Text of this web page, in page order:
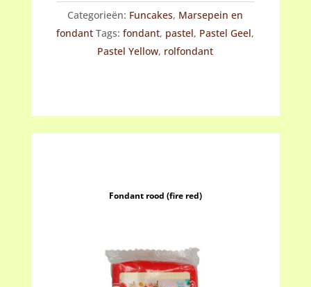
(geel)
aantal
Categorieën: Funcakes, Marsepein en
fondant Tags: fondant, pastel, Pastel Geel,
Pastel Yellow, rolfondant
Fondant rood (fire red)